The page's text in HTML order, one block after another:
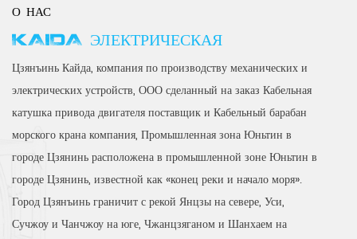
О НАС
KAIDA ЭЛЕКТРИЧЕСКАЯ
Цзянъинь Кайда, компания по производству механических и
электрических устройств, ОООсделанный на заказ Кабельная
катушка привода двигателя поставщики Кабельный барабан
морского крана компания, Промышленная зона Юньтин в
городе Цзянинь расположена в промышленной зоне Юньтин в
городе Цзянинь, известной как «конец реки и начало моря».
Город Цзянъинь граничит с рекой Янцзы на севере, Уси,
Сучжоу и Чанчжоу на юге, Чжанцзяганом и Шанхаем на